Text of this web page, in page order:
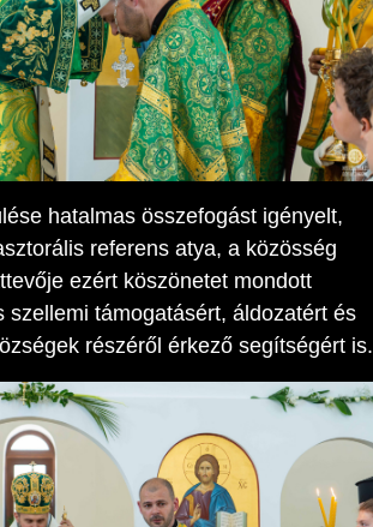
hatalmas összefogást igényelt,
referens atya, a közösség
ezért köszönetet mondott
szellemi támogatásért, áldozatért és
részéről érkező segítségért is.